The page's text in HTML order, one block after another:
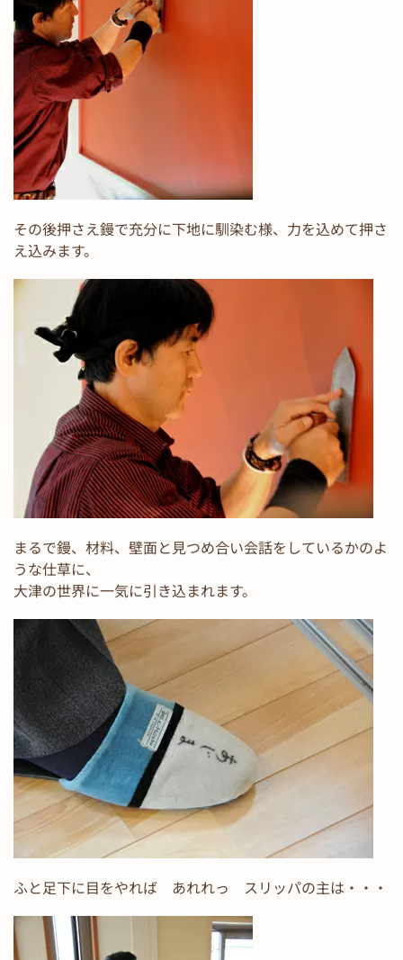
その後押さえ鏝で充分に下地に馴染む様、力を込めて押さ
え込みます。
まるで鏝、材料、壁面と見つめ合い会話をしているかのよ
うな仕草に、
大津の世界に一気に引き込まれます。
ふと足下に目をやれば あれれっ スリッパの主は・・・